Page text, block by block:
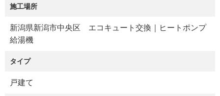
施工場所
新潟県新潟市中央区 エコキュート交換｜ヒートポンプ
給湯機
タイプ
戸建て